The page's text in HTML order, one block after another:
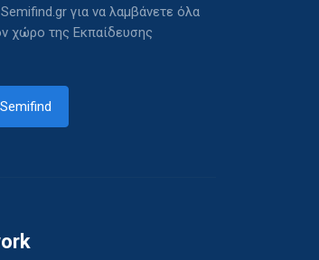
για να λαμβάνετε όλα
χώρο της Εκπαίδευσης